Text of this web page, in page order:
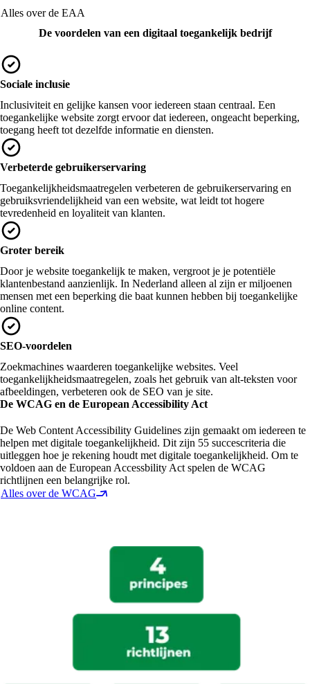
Alles over de EAA
De voordelen van een digitaal toegankelijk bedrijf
Sociale inclusie
Inclusiviteit en gelijke kansen voor iedereen staan centraal. Een
toegankelijke website zorgt ervoor dat iedereen, ongeacht beperking,
toegang heeft tot dezelfde informatie en diensten.
Verbeterde gebruikerservaring
Toegankelijkheidsmaatregelen verbeteren de gebruikerservaring en
gebruiksvriendelijkheid van een website, wat leidt tot hogere
tevredenheid en loyaliteit van klanten.
Groter bereik
Door je website toegankelijk te maken, vergroot je je potentiële
klantenbestand aanzienlijk. In Nederland alleen al zijn er miljoenen
mensen met een beperking die baat kunnen hebben bij toegankelijke
online content.
SEO-voordelen
Zoekmachines waarderen toegankelijke websites. Veel
toegankelijkheidsmaatregelen, zoals het gebruik van alt-teksten voor
afbeeldingen, verbeteren ook de SEO van je site.
De WCAG en de European Accessibility Act
De Web Content Accessibility Guidelines zijn gemaakt om iedereen te
helpen met digitale toegankelijkheid. Dit zijn 55 succescriteria die
uitleggen hoe je rekening houdt met digitale toegankelijkheid. Om te
voldoen aan de European Accessbility Act spelen de WCAG
richtlijnen een belangrijke rol.
Alles over de WCAG